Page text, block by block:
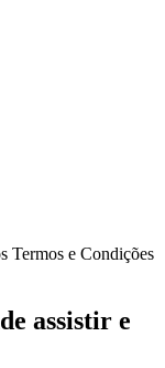
Termos e Condições
assistir e